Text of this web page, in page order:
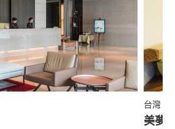
台灣 ·
美夢